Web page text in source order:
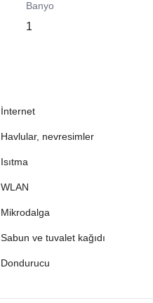
Banyo
1
İnternet
Havlular, nevresimler
Isıtma
WLAN
Mikrodalga
Sabun ve tuvalet kağıdı
Dondurucu